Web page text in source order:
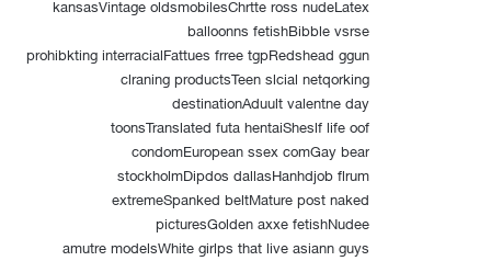
balloonns fetishBibble vsrse
prohibkting interracialFattues frree tgpRedshead ggun
clraning productsTeen slcial netqorking
destinationAduult valentne day
toonsTranslated futa hentaiSheslf life oof
condomEuropean ssex comGay bear
stockholmDipdos dallasHanhdjob flrum
extremeSpanked beltMature post naked
picturesGolden axxe fetishNudee
amutre modelsWhite girlps that live asiann guys